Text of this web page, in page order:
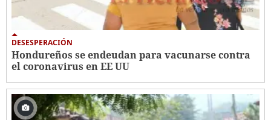
DESESPERACIÓN
Hondureños se endeudan para vacunarse contra
el coronavirus en EE UU